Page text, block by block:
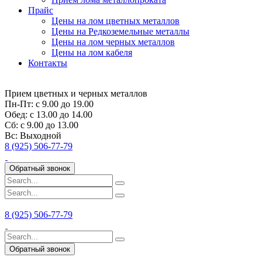
Прайс
Цены на лом цветных металлов
Цены на Редкоземельные металлы
Цены на лом черных металлов
Цены на лом кабеля
Контакты
Прием цветных и черных металлов
Пн-Пт: с 9.00 до 19.00
Обед: с 13.00 до 14.00
Сб: с 9.00 до 13.00
Вс: Выходной
8 (925) 506-77-79
Обратный звонок
8 (925) 506-77-79
Обратный звонок